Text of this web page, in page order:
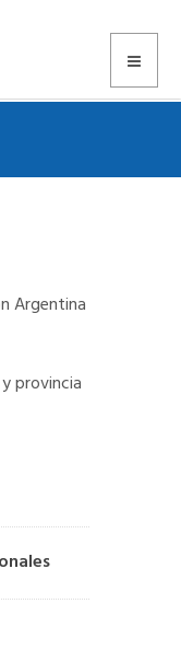
Argentina
provincia